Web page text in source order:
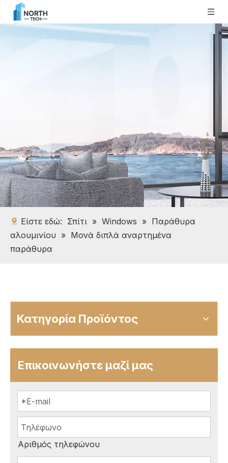
Είστε εδώ: Σπίτι » Windows » Παράθυρα
αλουμινίου » Μονά διπλά αναρτημένα
παράθυρα
Κατηγορία Προϊόντος
Επικοινωνήστε μαζί μας
Αριθμός τηλεφώνου